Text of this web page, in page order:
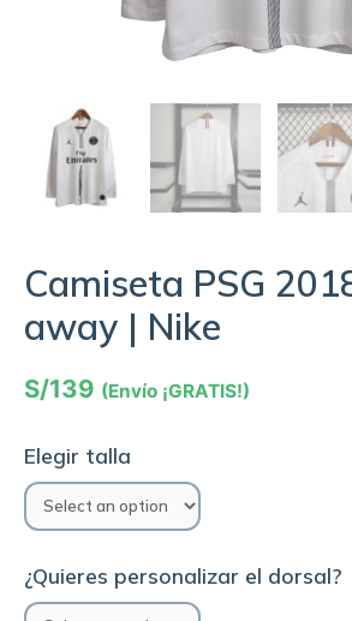
Camiseta PSG
away | Nike
S/139 (Envío ¡GRATIS!)
Elegir talla
¿Quieres personalizar el dorsal?